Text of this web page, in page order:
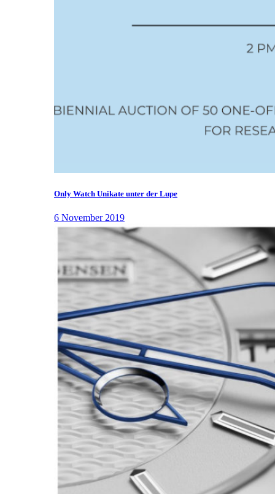
Only Watch Unikate unter der Lupe
6 November 2019